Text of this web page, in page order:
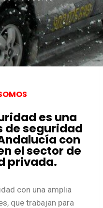
es una
de seguridad
con
el sector de
privada.
con una amplia
que trabajan para